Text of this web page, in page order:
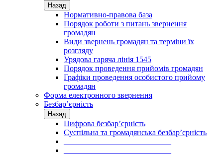
Назад
Нормативно-правова база
Порядок роботи з питань звернення
громадян
Види звернень громадян та терміни їх
розгляду
Урядова гаряча лінія 1545
Порядок проведення прийомів громадян
Графіки проведення особистого прийому
громадян
Форма електронного звернення
Безбар’єрність
Назад
Цифрова безбар’єрність
Суспільна та громадянська безбар’єрність